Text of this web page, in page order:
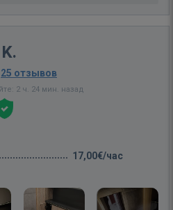
25 отзывов
2 ч. 24 мин. назад
17,00€/час